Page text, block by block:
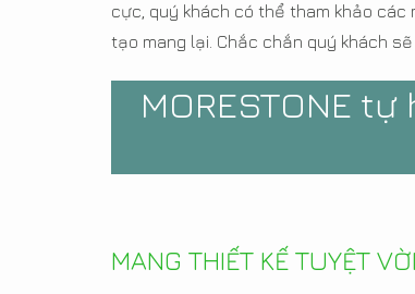
cực, quý khách có thể tham khảo các
tạo mang lại. Chắc chắn quý khách
MORESTONE
MANG THIẾT KẾ TUYỆT